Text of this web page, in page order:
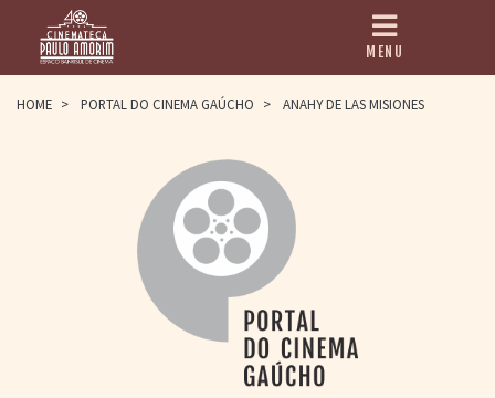
HOME
PAULO AMORIM
> HISTÓRIA
> HOMENAGEADOS
> EQUIPE
> ASSOCIAÇÃO DOS
> BIBLIOTECA
ROMEU GRIMALDI
MENU
HOME > PORTAL DO CINEMA GAÚCHO > ANAHY DE LAS MISIONES